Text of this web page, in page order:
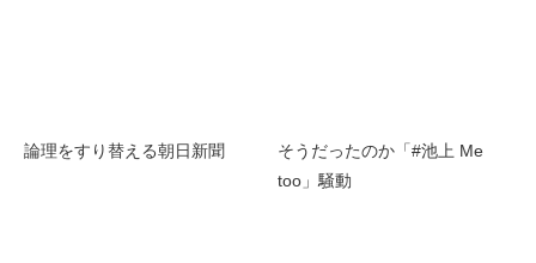
論理をすり替える朝日新聞
そうだったのか「#池上 Me
too」騒動